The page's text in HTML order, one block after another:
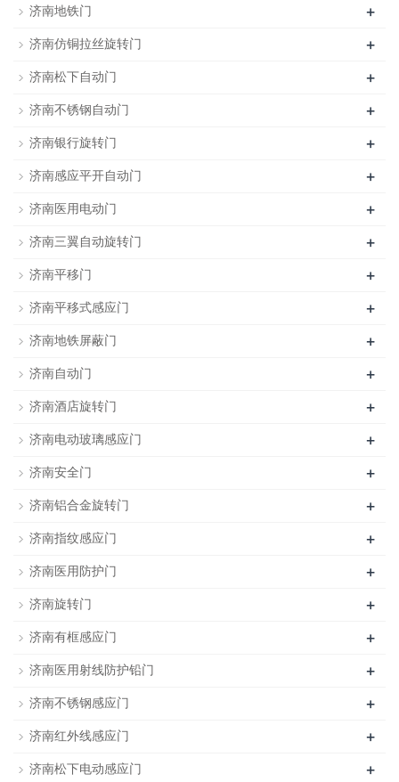
济南地铁门 +
济南仿铜拉丝旋转门 +
济南松下自动门 +
济南不锈钢自动门 +
济南银行旋转门 +
济南感应平开自动门 +
济南医用电动门 +
济南三翼自动旋转门 +
济南平移门 +
济南平移式感应门 +
济南地铁屏蔽门 +
济南自动门 +
济南酒店旋转门 +
济南电动玻璃感应门 +
济南安全门 +
济南铝合金旋转门 +
济南指纹感应门 +
济南医用防护门 +
济南旋转门 +
济南有框感应门 +
济南医用射线防护铅门 +
济南不锈钢感应门 +
济南红外线感应门 +
济南松下电动感应门 +